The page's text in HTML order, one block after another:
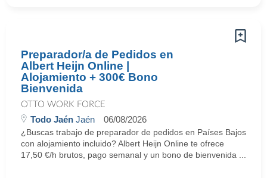
Preparador/a de Pedidos en
Albert Heijn Online |
Alojamiento + 300€ Bono
Bienvenida
OTTO WORK FORCE
Todo Jaén Jaén 06/08/2026
¿Buscas trabajo de preparador de pedidos en Países Bajos
con alojamiento incluido? Albert Heijn Online te ofrece
17,50 €/h brutos, pago semanal y un bono de bienvenida ...